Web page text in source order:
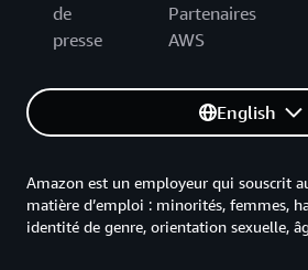
de
presse
Partenaires
AWS
English
Amazon est un employeur qui souscrit
matière d’emploi : minorités, femmes,
identité de genre, orientation sexuelle,